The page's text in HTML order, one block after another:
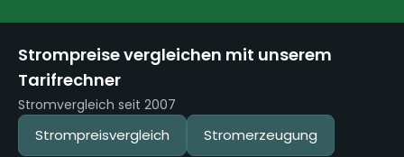
Strompreise vergleichen mit unserem
Tarifrechner
Stromvergleich seit 2007
Strompreisvergleich Stromerzeugung